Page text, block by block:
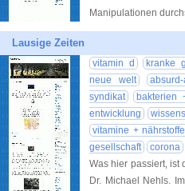
Manipulationen
Lausige Zeiten
vitamin d kranke
neue welt
absurd-
syndikat
bakterien
entwicklung
vitamine + nährstoffe
gesellschaft
corona
Was hier passiert, ist
Dr. Michael Nehls.